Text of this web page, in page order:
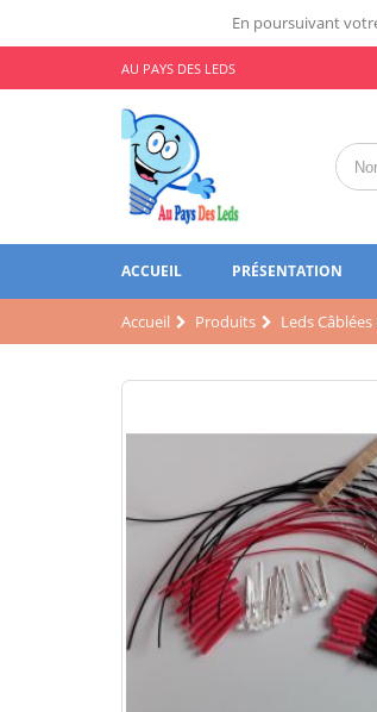
En poursuivant
AU PAYS DES LEDS
ACCUEIL PRÉSENTATION
Accueil Produits Leds